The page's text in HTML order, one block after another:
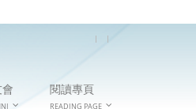
閱讀專頁
READING PAGE